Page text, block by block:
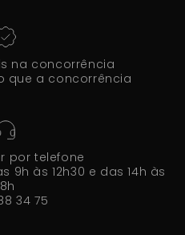
na concorrência
que a concorrência
por telefone
9h às 12h30 e das 14h às
34 75